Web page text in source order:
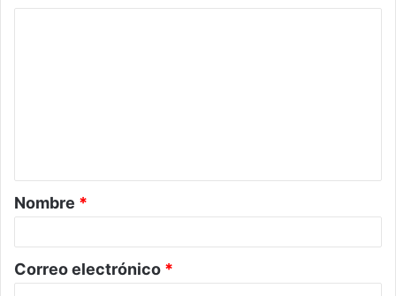
a
r
o
*
Nombre *
Correo electrónico *